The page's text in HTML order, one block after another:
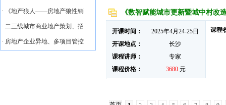
· 《地产狼人——房地产狼性销
· 二三线城市商业地产策划、招
· 房地产企业异地、多项目管控
《数智赋能城市更新暨城中村改
开课时间：
2025年4月24-25日
开课地点：
长沙
课程讲师：
专家
课程价格：
3680 元
课程